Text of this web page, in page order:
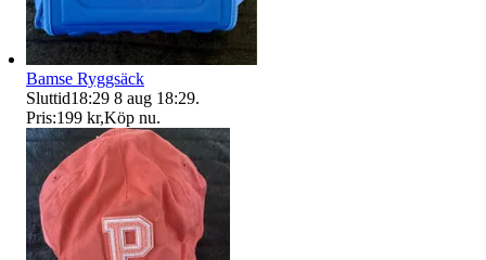
Bamse Ryggsäck
Sluttid18:29 8 aug 18:29.
Pris:199 kr,Köp nu.